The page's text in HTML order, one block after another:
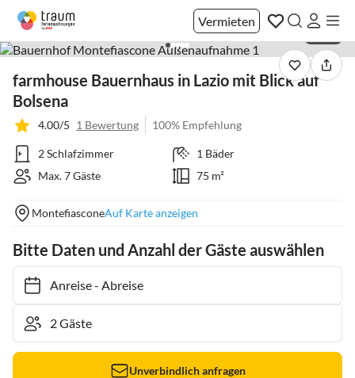
Vermieten
farmhouse Bauernhaus in Lazio mit Blick auf
Bolsena
4.00/5 1 Bewertung 100% Empfehlung
2 Schlafzimmer
1 Bäder
Max. 7 Gäste
75 m²
MontefiasconeAuf Karte anzeigen
Bitte Daten und Anzahl der Gäste auswählen
Anreise- Abreise
Unverbindlich anfragen